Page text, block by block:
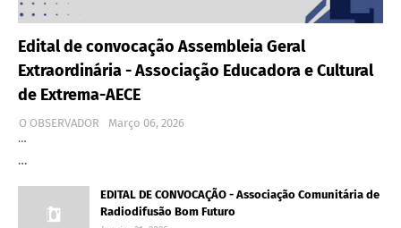
Edital de convocação Assembleia Geral
Extraordinária - Associação Educadora e Cultural
de Extrema-AECE
O OBSERVADOR
Março 06, 2026
…
…
EDITAL DE CONVOCAÇÃO - Associação Comunitária de
Radiodifusão Bom Futuro